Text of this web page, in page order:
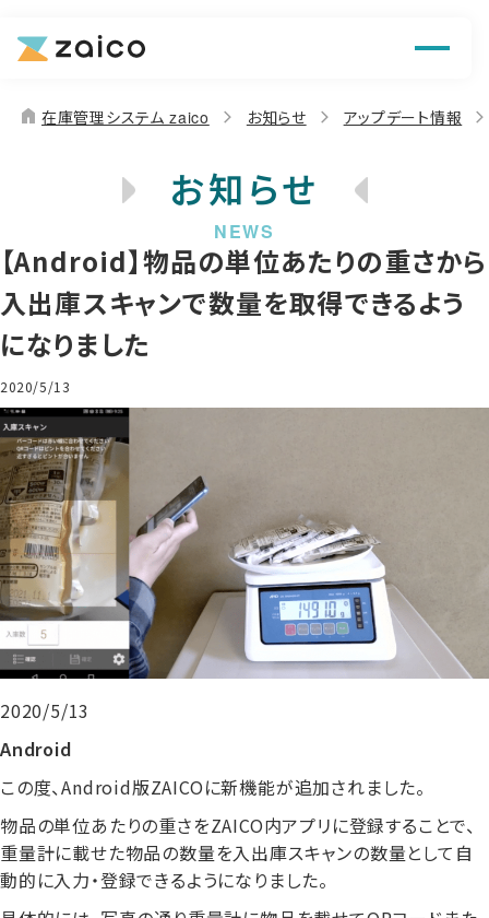
機能
お役立ち情報
home 在庫管理システム zaico お知らせ アップデート情報
お知らせ
【Android】物品の単位あたりの重さから
入出庫スキャンで数量を取得できるよう
になりました
2020/5/13
2020/5/13
Android
この度、Android版ZAICOに新機能が追加されました。
物品の単位あたりの重さをZAICO内アプリに登録することで、
重量計に載せた物品の数量を入出庫スキャンの数量として自
動的に入力・登録できるようになりました。